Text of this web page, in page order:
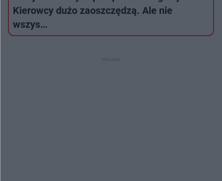
Kierowcy dużo zaoszczędzą. Ale nie
wszys…